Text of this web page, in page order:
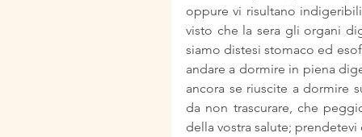
oppure vi risultano
visto che la sera gli organi
siamo distesi stomaco ed
andare a dormire in piena
ancora se riuscite a dormire
da non trascurare, che
della vostra salute;